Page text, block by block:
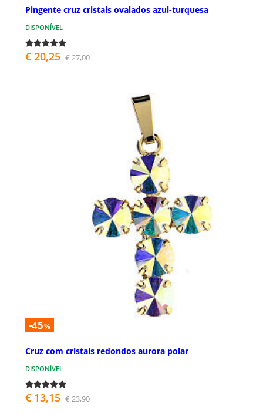
Pingente cruz cristais ovalados azul-turquesa
DISPONÍVEL
€ 20,25 € 27,00
-45%
Cruz com cristais redondos aurora polar
DISPONÍVEL
€ 13,15 € 23,90